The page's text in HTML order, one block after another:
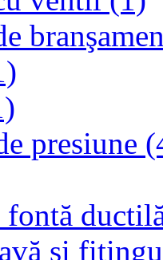
presiune
fontă
şi